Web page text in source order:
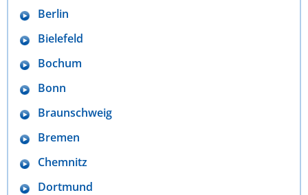
Berlin
Bielefeld
Bochum
Bonn
Braunschweig
Bremen
Chemnitz
Dortmund